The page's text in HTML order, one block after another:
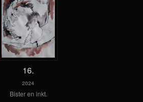
16.
2024
Bister en inkt.